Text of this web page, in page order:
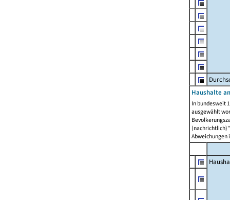
Haushalte
In bundesweit
ausgewählt
Abweichungen